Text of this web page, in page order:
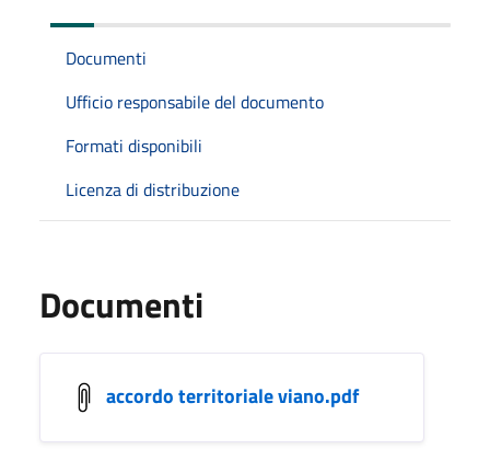
Documenti
Ufficio responsabile del documento
Formati disponibili
Licenza di distribuzione
Documenti
accordo territoriale viano.pdf